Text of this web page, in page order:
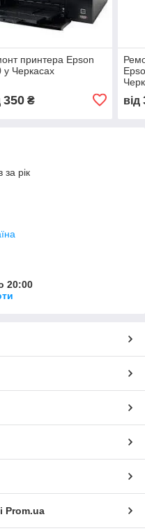
принтера Epson
у Черкасах
350₴ від
за рік
20:00
Prom.ua